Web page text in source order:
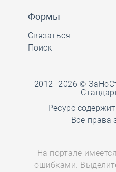
Формы
Связаться
Поиск
2012 -2026 ©
Ресурс
Все
На портале
ошибками.